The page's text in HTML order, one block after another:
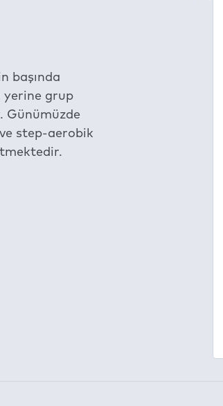
başında
yerine grup
Günümüzde
step-aerobik